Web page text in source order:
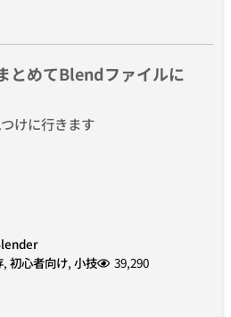
とめてBlendファイルに
けに行きます
, 初心者向け, 小技 39,290